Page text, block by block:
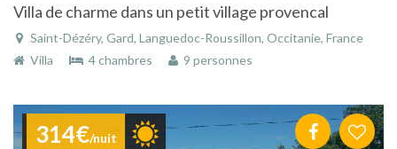
Villa de charme dans un petit village provencal
Saint-Dézéry, Gard, Languedoc-Roussillon, Occitanie, France
Villa
4 chambres 9 personnes
314€/nuit